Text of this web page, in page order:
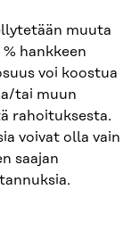
muuta
hankkeen
voi koostua
tai muun
rahoituksesta.
voivat olla vain
saajan